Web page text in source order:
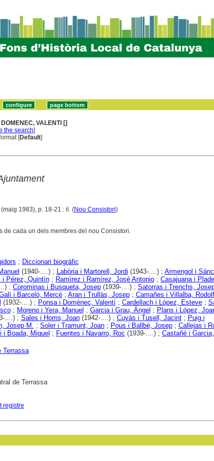
VALENTI []
the search]
[Default]
1983), p. 18-21 : il. (Nou Consistori)
de cada un dels membres del nou Consistori.
; Diccionari biogràfic
(1940-....) ; Labòria i Martorell, Jordi (1943-....) ; Armengol i
i Pérez, Quintín; Ramírez i Ramírez, José Antonio; Casajuana i
; Corominas i Busqueta, Josep(1939-....) ; Satorras i Trenchs, Josep
i Barceló, Mercè; Aran i Trullàs, Josep; Camañes i Villalba, Rodolf
(1932-....) ; Ponsa i Domènec, Valentí; Cardellach i López, Esteve;
; Moreno i Yera, Manuel ; Garcia i Grau, Àngel ; Plans i López,
....) ; Sales i Homs, Joan(1942-....) ; Cuyàs i Tusell, Jacint; Puig i
Josep M.
; Soler i Tramunt, Joan; Pous i Ballbè, Josep; Callejas i
i Boada, Miquel ; Fuentes i Navarro, Roc (1939-....) ; Castañé i
Terrassa
de Terrassa
registre